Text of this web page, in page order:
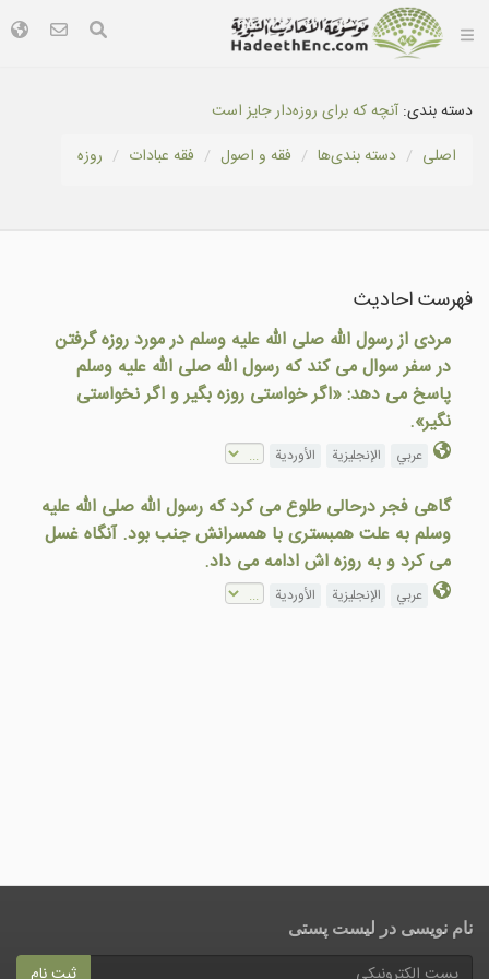
دسته بندی: آنچه كه برای روزه‌دار جايز است
اصلی
دسته بندى‌ها فقه و اصول فقه عبادات روزه
فهرست احادیث
مردی از رسول الله صلی الله علیه وسلم در مورد روزه گرفتن
در سفر سوال می کند که رسول الله صلی الله علیه وسلم
پاسخ می دهد: «اگر خواستی روزه بگير و اگر نخواستی
نگير».
عربي الإنجليزية الأوردية
گاهی فجر درحالی طلوع می كرد كه رسول الله صلى الله عليه
وسلم به علت همبستری با همسرانش جنب بود. آنگاه غسل
می كرد و به روزه اش ادامه می داد.
عربي الإنجليزية الأوردية
نام نویسی در ليست پستى